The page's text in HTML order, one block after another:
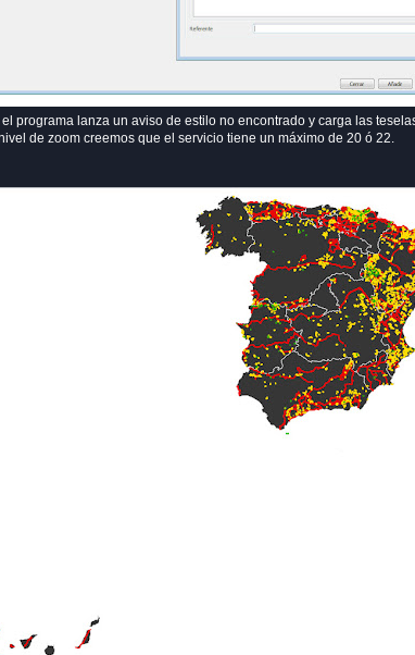
programa lanza un aviso de estilo no encontrado y carga las
de zoom creemos que el servicio tiene un máximo de 20 ó 22.